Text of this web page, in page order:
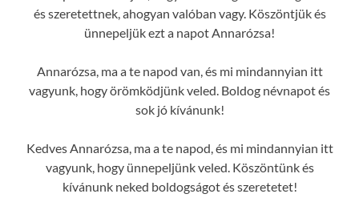
és szeretettnek, ahogyan valóban vagy. Köszöntjük és
ünnepeljük ezt a napot Annarózsa!
Annarózsa, ma a te napod van, és mi mindannyian itt
vagyunk, hogy örömködjünk veled. Boldog névnapot és
sok jó kívánunk!
Kedves Annarózsa, ma a te napod, és mi mindannyian itt
vagyunk, hogy ünnepeljünk veled. Köszöntünk és
kívánunk neked boldogságot és szeretetet!